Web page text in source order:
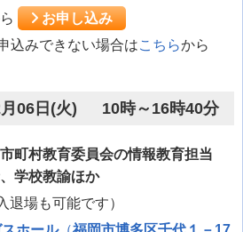
お申し込み
込みできない場合はこちらから
06日(火) 10時～16時40分
町村教育委員会の情報教育担当
学校教諭ほか
退場も可能です）